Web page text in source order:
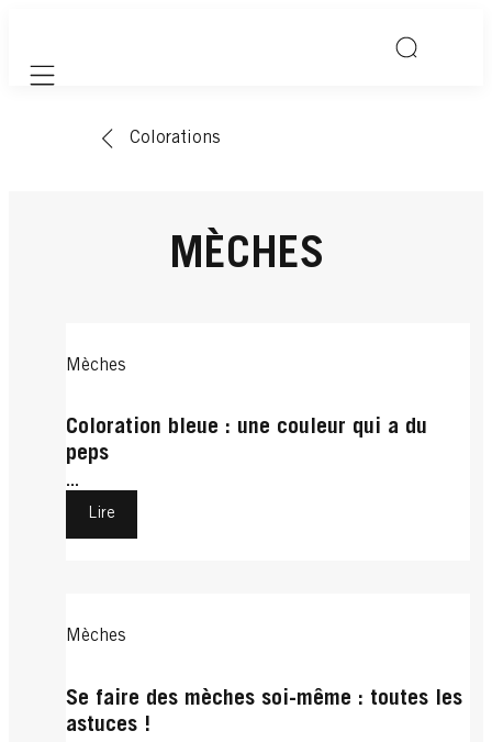
Mobile navigation
Colorations
MÈCHES
Mèches
Coloration bleue : une couleur qui a du
peps
...
Lire
Mèches
Se faire des mèches soi-même : toutes les
astuces !